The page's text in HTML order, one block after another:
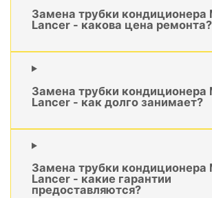
Замена трубки кондиционера
Lancer - какова цена ремонта?
Замена трубки кондиционера
Lancer - как долго занимает?
Замена трубки кондиционера
Lancer - какие гарантии
предоставляются?